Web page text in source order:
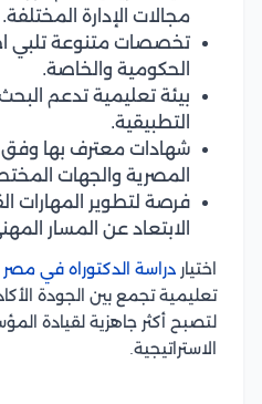
مجالات الإدارة المختلفة.
تخصصات متنوعة تلبي
الحكومية والخاصة.
بيئة تعليمية تدعم
التطبيقية.
شهادات معترف بها وفق
المصرية والجهات
فرصة لتطوير المهارات
الابتعاد عن المسار
اختيار دراسة الدكتوراه في
تعليمية تجمع بين الجودة
لتصبح أكثر جاهزية لقيادة
الاستراتيجية.